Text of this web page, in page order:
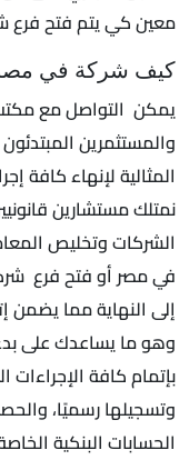
معين كي يتم فتح
كيف شركة في
والمستثمرين
المثالية لإنهاء كافة
نمتلك مستشارين
الشركات وتخليص
في مصر أو فتح فرع
إلى النهاية مما
وهو ما يساعدك على
بإتمام كافة الإجراءات
وتسجيلها رسميًا،
الحسابات البنكية